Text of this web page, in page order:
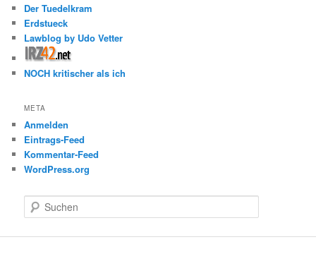
Der Tuedelkram
Erdstueck
Lawblog by Udo Vetter
NOCH kritischer als ich
META
Anmelden
Eintrags-Feed
Kommentar-Feed
WordPress.org
u